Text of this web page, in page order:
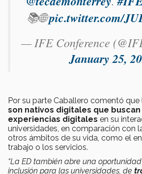
📚🌐pic.twitter.com/
— IFE Conference
January 25,
Por su parte Caballero comentó que
son nativos digitales que buscan
experiencias digitales en su
universidades, en comparación con
otros ámbitos de su vida, como el
trabajo o los servicios.
“La ED también abre una
inclusión para las universidades, de